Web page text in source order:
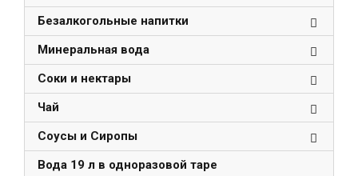
Безалкогольные напитки
Минеральная вода
Соки и нектары
Чай
Соусы и Сиропы
Вода 19 л в одноразовой таре